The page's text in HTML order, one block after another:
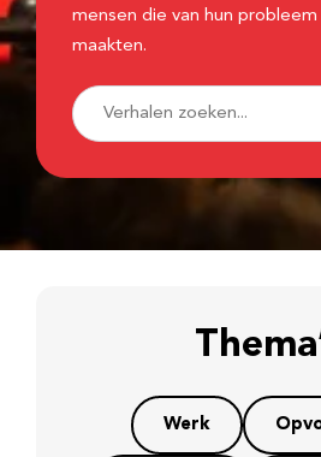
mensen die van hun
maakten.
Werk